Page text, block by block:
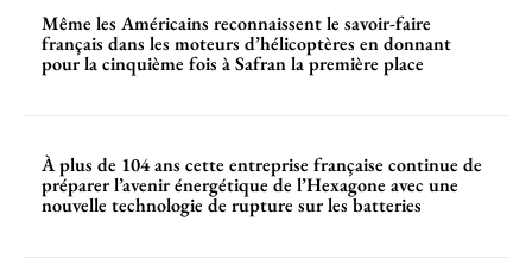
Même les Américains reconnaissent le savoir-faire
français dans les moteurs d’hélicoptères en donnant
pour la cinquième fois à Safran la première place
À plus de 104 ans cette entreprise française continue de
préparer l’avenir énergétique de l’Hexagone avec une
nouvelle technologie de rupture sur les batteries